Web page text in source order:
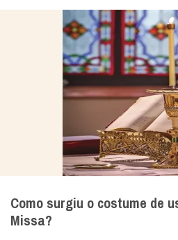
Como surgiu o costume de
Missa?